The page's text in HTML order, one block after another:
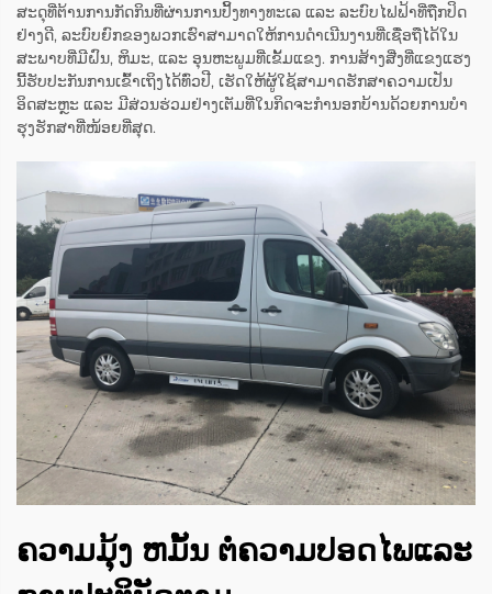
ສະດຸທີ່ຕ້ານການກັດກິນທີ່ຜ່ານການປິ້ງທາງທະເລ ແລະ ລະບົບໄຟຟ້າທີ່ຖືກປິດ
ຢ່າງດີ, ລະບົບຍົກຂອງພວກເຮົາສາມາດໃຫ້ການດຳເນີນງານທີ່ເຊື່ອຖືໄດ້ໃນ
ສະພາບທີ່ມີຝົນ, ຫິມະ, ແລະ ອຸນຫະພູມທີ່ເຂັ້ມແຂງ. ການສ້າງສີ່ງທີ່ແຂງແຮງ
ນີ້ຮັບປະກັນການເຂົ້າເຖິງໄດ້ທົ່ວປີ, ເຮັດໃຫ້ຜູ້ໃຊ້ສາມາດຮັກສາຄວາມເປັນ
ອິດສະຫຼະ ແລະ ມີສ່ວນຮ່ວມຢ່າງເຕັມທີ່ໃນກິດຈະກຳນອກບ້ານດ້ວຍການບໍາ
ຮຸງຮັກສາທີ່ໜ້ອຍທີ່ສຸດ.
ຄວາມມຸ້ງ ຫມັ້ນ ຕໍ່ຄວາມປອດໄພແລະ